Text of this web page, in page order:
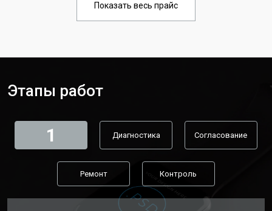
Показать весь прайс
Этапы работ
1 Диагностика Согласование
Ремонт Контроль